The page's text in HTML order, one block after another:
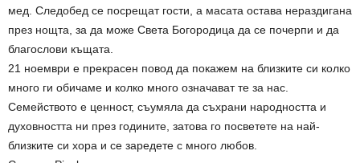
мед. Следобед се посрещат гости, а масата остава нераздигана
през нощта, за да може Света Богородица да се почерпи и да
благослови къщата.
21 ноември е прекрасен повод да покажем на близките си колко
много ги обичаме и колко много означават те за нас.
Семейството е ценност, съумяла да съхрани народността и
духовността ни през годините, затова го посветете на най-
близките си хора и се заредете с много любов.